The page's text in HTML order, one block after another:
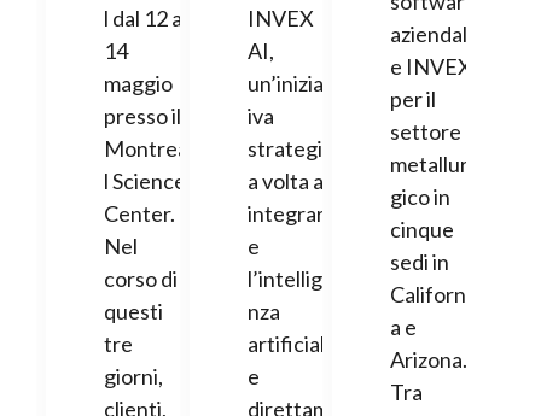
l dal 12 al
14
maggio
presso il
Montrea
l Science
Center.
Nel
corso di
questi
tre
giorni,
clienti,
INVEX
AI,
un’iniziat
iva
strategic
a volta a
integrar
e
l’intellige
nza
artificial
e
direttam
aziendal
e INVEX
per il
settore
metallur
gico in
cinque
sedi in
Californi
a e
Arizona.
Tra